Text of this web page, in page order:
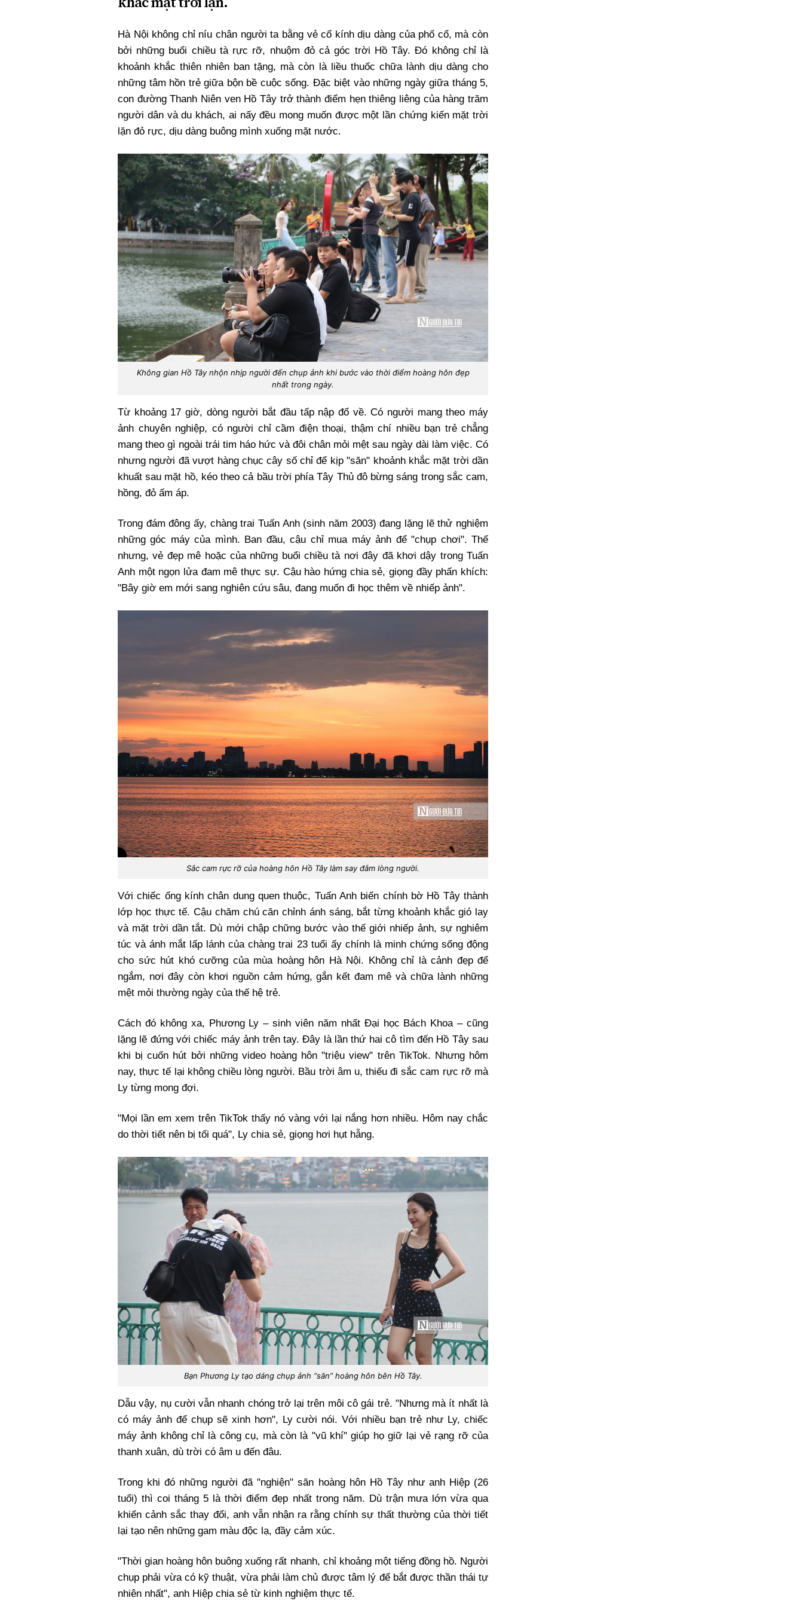
Xi nhan Trái Phải
Hà Nội không chỉ níu chân người ta bằng vẻ cổ kính dịu dàng của phố cổ, mà còn
bởi những buổi chiều tà rực rỡ, nhuộm đỏ cả góc trời Hồ Tây. Đó không chỉ là
khoảnh khắc thiên nhiên ban tặng, mà còn là liều thuốc chữa lành dịu dàng cho
những tâm hồn trẻ giữa bộn bề cuộc sống. Đặc biệt vào những ngày giữa tháng 5,
con đường Thanh Niên ven Hồ Tây trở thành điểm hẹn thiêng liêng của hàng trăm
người dân và du khách, ai nấy đều mong muốn được một lần chứng kiến mặt trời
lặn đỏ rực, dịu dàng buông mình xuống mặt nước.
Không gian Hồ Tây nhộn nhịp người đến chụp ảnh khi bước vào thời điểm hoàng hôn đẹp
nhất trong ngày.
Từ khoảng 17 giờ, dòng người bắt đầu tấp nập đổ về. Có người mang theo máy
ảnh chuyên nghiệp, có người chỉ cầm điện thoại, thậm chí nhiều bạn trẻ chẳng
mang theo gì ngoài trái tim háo hức và đôi chân mỏi mệt sau ngày dài làm việc. Có
nhưng người đã vượt hàng chục cây số chỉ để kịp "săn" khoảnh khắc mặt trời dần
khuất sau mặt hồ, kéo theo cả bầu trời phía Tây Thủ đô bừng sáng trong sắc cam,
hồng, đỏ ấm áp.
Trong đám đông ấy, chàng trai Tuấn Anh (sinh năm 2003) đang lặng lẽ thử nghiệm
những góc máy của mình. Ban đầu, cậu chỉ mua máy ảnh để "chụp chơi". Thế
nhưng, vẻ đẹp mê hoặc của những buổi chiều tà nơi đây đã khơi dậy trong Tuấn
Anh một ngọn lửa đam mê thực sự. Cậu hào hứng chia sẻ, giọng đầy phấn khích:
"Bây giờ em mới sang nghiên cứu sâu, đang muốn đi học thêm về nhiếp ảnh".
Sắc cam rực rỡ của hoàng hôn Hồ Tây làm say đắm lòng người.
Với chiếc ống kính chân dung quen thuộc, Tuấn Anh biến chính bờ Hồ Tây thành
lớp học thực tế. Cậu chăm chú căn chỉnh ánh sáng, bắt từng khoảnh khắc gió lay
và mặt trời dần tắt. Dù mới chập chững bước vào thế giới nhiếp ảnh, sự nghiêm
túc và ánh mắt lấp lánh của chàng trai 23 tuổi ấy chính là minh chứng sống động
cho sức hút khó cưỡng của mùa hoàng hôn Hà Nội. Không chỉ là cảnh đẹp để
ngắm, nơi đây còn khơi nguồn cảm hứng, gắn kết đam mê và chữa lành những
mệt mỏi thường ngày của thế hệ trẻ.
Cách đó không xa, Phương Ly – sinh viên năm nhất Đại học Bách Khoa – cũng
lặng lẽ đứng với chiếc máy ảnh trên tay. Đây là lần thứ hai cô tìm đến Hồ Tây sau
khi bị cuốn hút bởi những video hoàng hôn "triệu view" trên TikTok. Nhưng hôm
nay, thực tế lại không chiều lòng người. Bầu trời âm u, thiếu đi sắc cam rực rỡ mà
Ly từng mong đợi.
"Mọi lần em xem trên TikTok thấy nó vàng với lại nắng hơn nhiều. Hôm nay chắc
do thời tiết nên bị tối quá", Ly chia sẻ, giọng hơi hụt hẫng.
Bạn Phương Ly tạo dáng chụp ảnh “săn” hoàng hôn bên Hồ Tây.
Dẫu vậy, nụ cười vẫn nhanh chóng trở lại trên môi cô gái trẻ. "Nhưng mà ít nhất là
có máy ảnh để chụp sẽ xinh hơn", Ly cười nói. Với nhiều bạn trẻ như Ly, chiếc
máy ảnh không chỉ là công cụ, mà còn là "vũ khí" giúp họ giữ lại vẻ rạng rỡ của
thanh xuân, dù trời có âm u đến đâu.
Trong khi đó những người đã "nghiện" săn hoàng hôn Hồ Tây như anh Hiệp (26
tuổi) thì coi tháng 5 là thời điểm đẹp nhất trong năm. Dù trận mưa lớn vừa qua
khiến cảnh sắc thay đổi, anh vẫn nhận ra rằng chính sự thất thường của thời tiết
lại tạo nên những gam màu độc lạ, đầy cảm xúc.
"Thời gian hoàng hôn buông xuống rất nhanh, chỉ khoảng một tiếng đồng hồ. Người
chụp phải vừa có kỹ thuật, vừa phải làm chủ được tâm lý để bắt được thần thái tự
nhiên nhất", anh Hiệp chia sẻ từ kinh nghiệm thực tế.